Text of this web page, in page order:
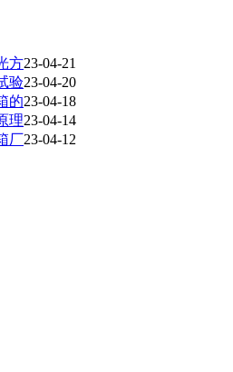
方23-04-21
验23-04-20
的23-04-18
理23-04-14
厂23-04-12